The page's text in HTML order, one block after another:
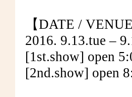
【DATE / VENUE
2016. 9.13.tue –
[1st.show] open
[2nd.show] open